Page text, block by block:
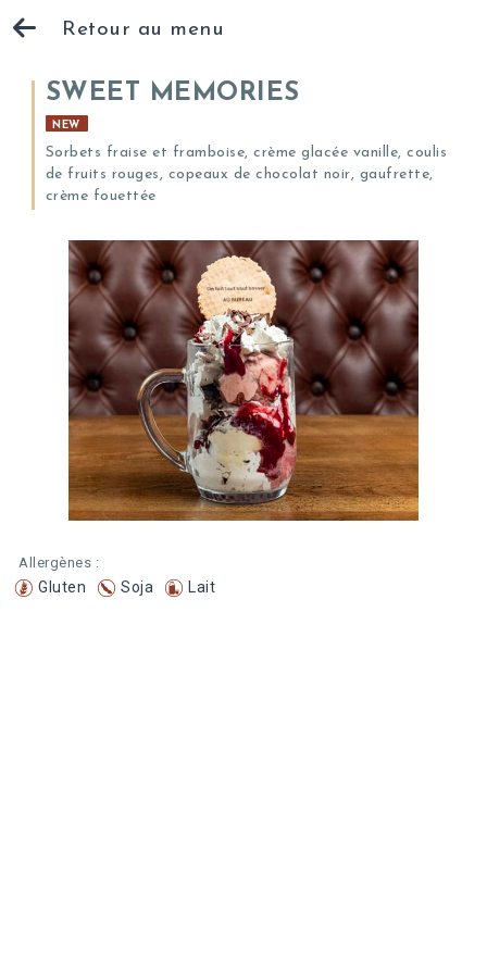
Retour au menu
SWEET MEMORIES
NEW
Sorbets fraise et framboise, crème glacée vanille, coulis
de fruits rouges, copeaux de chocolat noir, gaufrette,
crème fouettée
Allergènes :
Gluten Soja Lait